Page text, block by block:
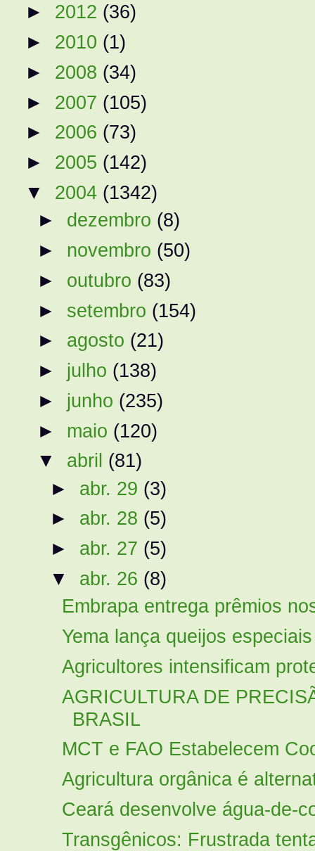
► 2012 (36)
► 2010 (1)
► 2008 (34)
► 2007 (105)
► 2006 (73)
► 2005 (142)
▼ 2004 (1342)
► dezembro (8)
► novembro (50)
► outubro (83)
► setembro (154)
► agosto (21)
► julho (138)
► junho (235)
► maio (120)
▼ abril (81)
► abr. 29 (3)
► abr. 28 (5)
► abr. 27 (5)
▼ abr. 26 (8)
Embrapa entrega prêmios
Yema lança queijos especiais
Agricultores intensificam
AGRICULTURA DE
BRASIL
MCT e FAO Estabelecem
Agricultura orgânica é
Ceará desenvolve água-de-
Transgênicos: Frustrada